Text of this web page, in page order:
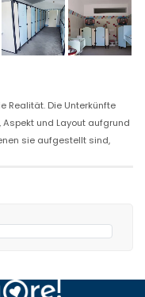
Realität. Die Unterkünfte
und Layout aufgrund
sie aufgestellt sind,